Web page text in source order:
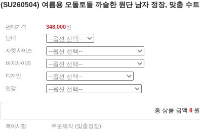
(SU260504) 여름용 오돌토돌 까슬한 원단 남자 정장, 맞춤 수트
판매가격 348,000원
남녀
자켓 사이즈
바지사이즈
디자인
안감
총 상품 금액 0 원
특이사항 주문제작 (맞춤정장)